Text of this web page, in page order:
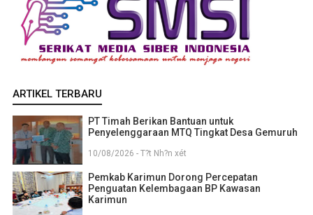
ARTIKEL TERBARU
PT Timah Berikan Bantuan untuk
Penyelenggaraan MTQ Tingkat Desa Gemuruh
10/08/2026 - T?t Nh?n xét
Pemkab Karimun Dorong Percepatan
Penguatan Kelembagaan BP Kawasan
Karimun